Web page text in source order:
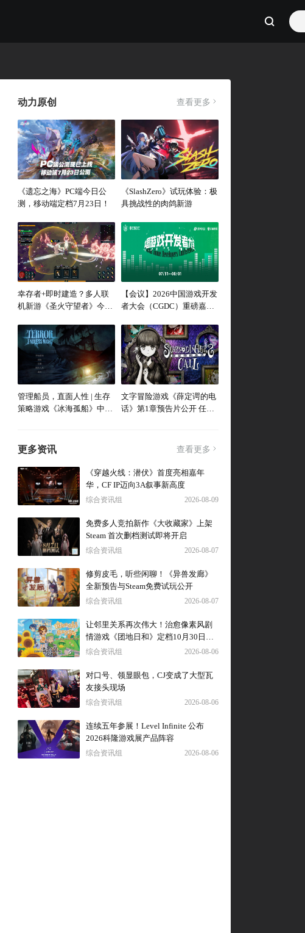
动力原创 查看更多
《遗忘之海》PC端今日公
测，移动端定档7月23日！
《SlashZero》试玩体验：极
具挑战性的肉鸽新游
幸存者+即时建造？多人联
机新游《圣火守望者》今日
【会议】2026中国游戏开发
者大会（CGDC）重磅嘉宾
管理船员，直面人性 | 生存
策略游戏《冰海孤船》中文
文字冒险游戏《薛定谔的电
话》第1章预告片公开 任天
更多资讯 查看更多
《穿越火线：潜伏》首度亮相嘉年
华，CF IP迈向3A叙事新高度
综合资讯组 2026-08-09
免费多人竞拍新作《大收藏家》上架
Steam 首次删档测试即将开启
综合资讯组 2026-08-07
修剪皮毛，听些闲聊！《异兽发廊》
全新预告与Steam免费试玩公开
综合资讯组 2026-08-07
让邻里关系再次伟大！治愈像素风剧
情游戏《团地日和》定档10月30日发
售
综合资讯组 2026-08-06
对口号、领显眼包，CJ变成了大型瓦
友接头现场
综合资讯组 2026-08-06
连续五年参展！Level Infinite 公布
2026科隆游戏展产品阵容
综合资讯组 2026-08-06